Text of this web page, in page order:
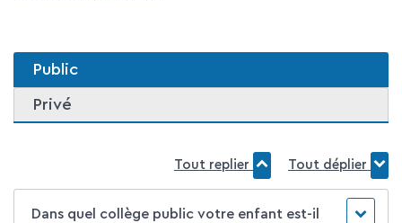
Public
Privé
Tout replier Tout déplier
Dans quel collège public votre enfant est-il